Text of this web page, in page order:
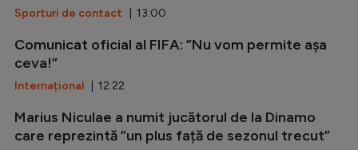
Sporturi de contact | 13:00
Comunicat oficial al FIFA: ”Nu vom permite așa
ceva!”
Internațional | 12:22
Marius Niculae a numit jucătorul de la Dinamo
care reprezintă ”un plus față de sezonul trecut”